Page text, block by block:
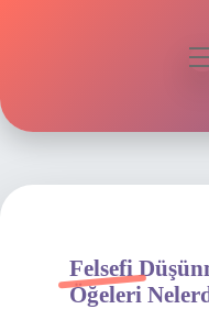
Hakkımızda
Felsefi
Öğeleri